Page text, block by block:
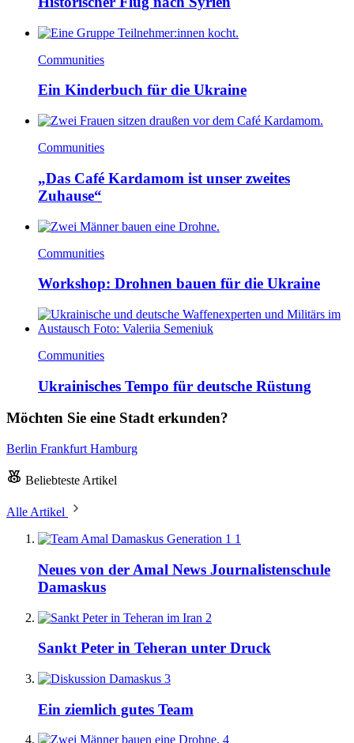
Communities
Ein Kinderbuch für die Ukraine
Communities
„Das Café Kardamom ist unser zweites
Zuhause“
Communities
Workshop: Drohnen bauen für die Ukraine
Communities
Ukrainisches Tempo für deutsche Rüstung
Möchten Sie eine Stadt erkunden?
Berlin Frankfurt Hamburg
Beliebteste Artikel
Alle Artikel
1
Neues von der Amal News Journalistenschule
Damaskus
2
Sankt Peter in Teheran unter Druck
3
Ein ziemlich gutes Team
4